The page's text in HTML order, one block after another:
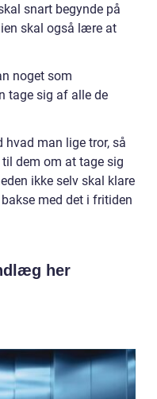
snart begynde på
skal også lære at
noget som
tage sig af alle de
hvad man lige tror, så
dem om at tage sig
ikke selv skal klare
med det i fritiden
her